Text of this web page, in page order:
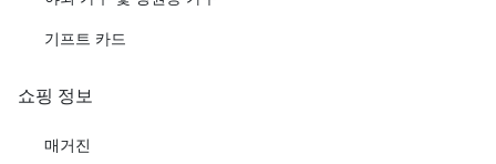
기프트 카드
쇼핑 정보
매거진